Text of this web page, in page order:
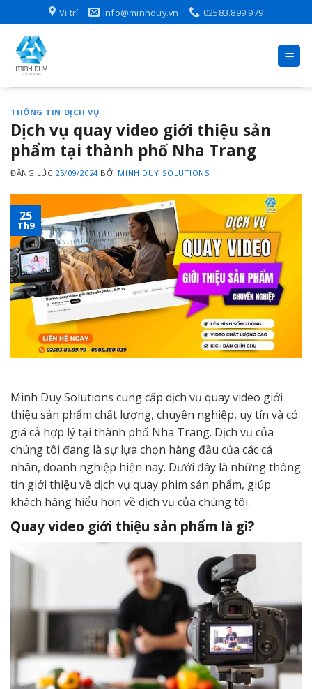
to
content
Vị trí info@minhduy.vn 02583.899.979
THÔNG TIN DỊCH VỤ
Dịch vụ quay video giới thiệu sản
phẩm tại thành phố Nha Trang
ĐĂNG LÚC 25/09/2024 BỞI MINH DUY SOLUTIONS
25
Th9
Minh Duy Solutions cung cấp dịch vụ quay video giới
thiệu sản phẩm chất lượng, chuyên nghiệp, uy tín và có
giá cả hợp lý tại thành phố Nha Trang. Dịch vụ của
chúng tôi đang là sự lựa chọn hàng đầu của các cá
nhân, doanh nghiệp hiện nay. Dưới đây là những thông
tin giới thiệu về dịch vụ quay phim sản phẩm, giúp
khách hàng hiểu hơn về dịch vụ của chúng tôi.
Quay video giới thiệu sản phẩm là gì?